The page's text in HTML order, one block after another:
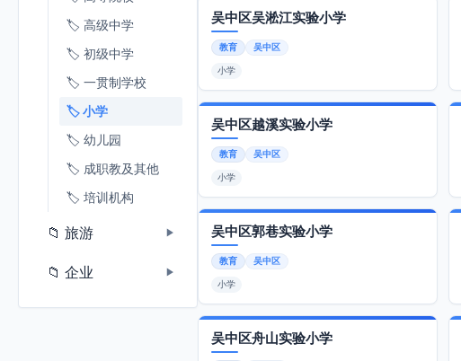
🏷️ 高级中学
🏷️ 初级中学
🏷️ 一贯制学校
🏷️ 小学
🏷️ 幼儿园
🏷️ 成职教及其他
🏷️ 培训机构
📁 旅游 ▶
📁 企业 ▶
吴中区吴淞江实验小学
教育 吴中区
小学
吴中区越溪实验小学
教育 吴中区
小学
吴中区郭巷实验小学
教育 吴中区
小学
吴中区舟山实验小学